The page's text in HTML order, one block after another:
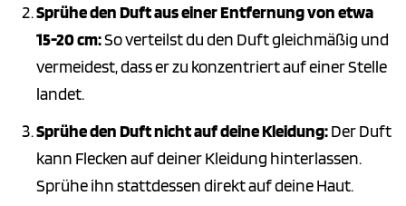
Sprühe den Duft aus einer Entfernung von etwa
15-20 cm:So verteilst du den Duft gleichmäßig und
vermeidest, dass er zu konzentriert auf einer Stelle
landet.
Sprühe den Duft nicht auf deine Kleidung:Der Duft
kann Flecken auf deiner Kleidung hinterlassen.
Sprühe ihn stattdessen direkt auf deine Haut.